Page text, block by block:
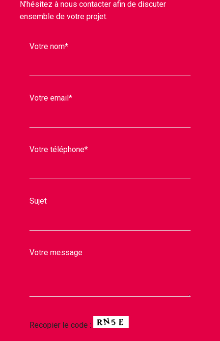
N’hésitez à nous contacter afin de discuter
ensemble de votre projet.
Votre nom*
Votre email*
Votre téléphone*
Sujet
Votre message
Recopier le code :